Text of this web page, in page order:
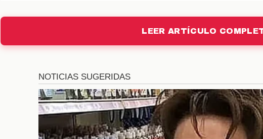
La estrategia a largo plazo del
dirección del club ha manifestado su intención de enfocarse
formación de jóvenes talentosy la inversión en
Esto no solo ayudará a mantener la competitividad, sino
preparado para los desafíos futuros en el fútbol europeo.
LEER ARTÍCULO